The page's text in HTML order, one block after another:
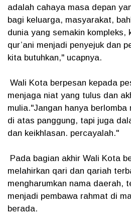
adalah cahaya masa depan
bagi keluarga, masyarakat,
dunia yang semakin kompleks,
qur’ani menjadi penyejuk dan
kita butuhkan," ucapnya.
Wali Kota berpesan kepada
menjaga niat yang tulus dan
mulia."Jangan hanya
di atas panggung, tapi juga
dan keikhlasan. percayalah."
Pada bagian akhir Wali Kota
melahirkan qari dan qariah
mengharumkan nama daerah,
menjadi pembawa rahmat di
berada.